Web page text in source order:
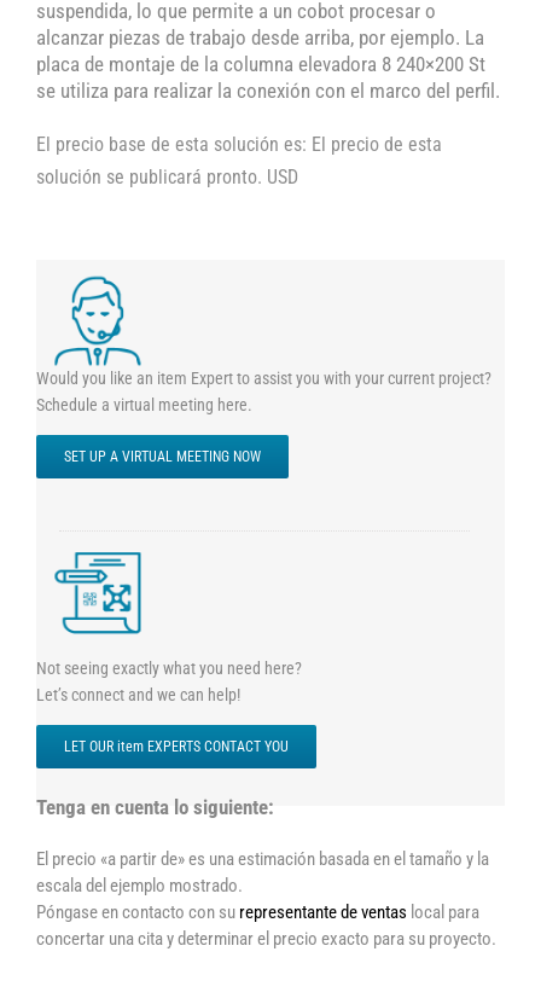
suspendida, lo que permite a un cobot procesar o
alcanzar piezas de trabajo desde arriba, por ejemplo. La
placa de montaje de la columna elevadora 8 240×200 St
se utiliza para realizar la conexión con el marco del perfil.
El precio base de esta solución es: El precio de esta
solución se publicará pronto. USD
Would you like an item Expert to assist you with your current project?
Schedule a virtual meeting here.
SET UP A VIRTUAL MEETING NOW
Not seeing exactly what you need here?
Let’s connect and we can help!
LET OUR item EXPERTS CONTACT YOU
Tenga en cuenta lo siguiente:
El precio «a partir de» es una estimación basada en el tamaño y la
escala del ejemplo mostrado.
Póngase en contacto con su representante de ventas local para
concertar una cita y determinar el precio exacto para su proyecto.